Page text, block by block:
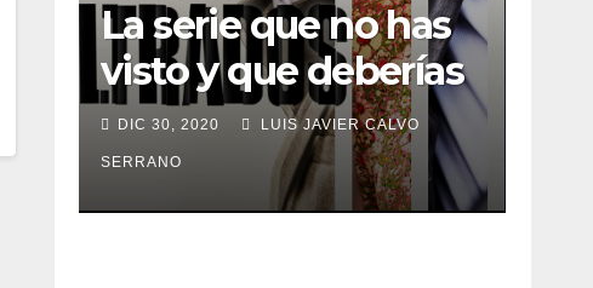
La serie que no has
visto y que deberías
estar viendo
DIC 30, 2020 LUIS JAVIER CALVO
SERRANO